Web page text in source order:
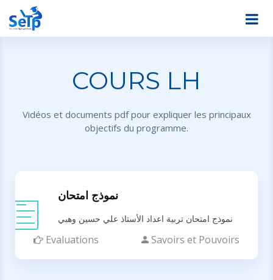
COURS LH
Vidéos et documents pdf pour expliquer les principaux
objectifs du programme.
نموذج امتحان
نموذج امتحان تربية اعداد الأستاذ علي حسين وهبي
Evaluations Savoirs et Pouvoirs